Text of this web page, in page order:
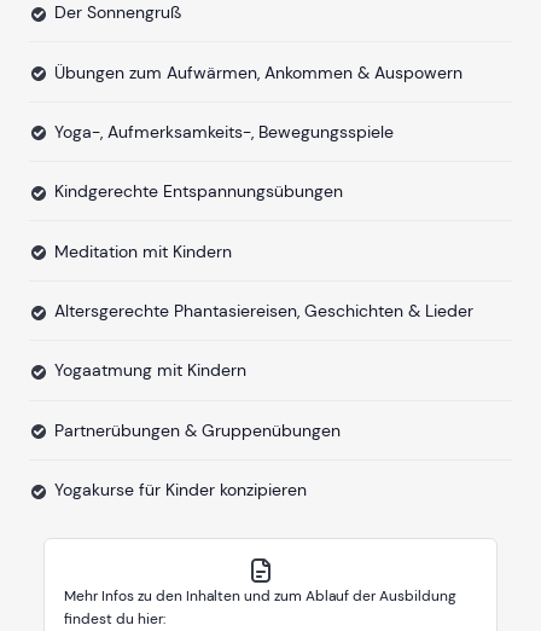
Der Sonnengruß
Übungen zum Aufwärmen, Ankommen & Auspowern
Yoga-, Aufmerksamkeits-, Bewegungsspiele
Kindgerechte Entspannungsübungen
Meditation mit Kindern
Altersgerechte Phantasiereisen, Geschichten & Lieder
Yogaatmung mit Kindern
Partnerübungen & Gruppenübungen
Yogakurse für Kinder konzipieren
Mehr Infos zu den Inhalten und zum Ablauf der Ausbildung
findest du hier: